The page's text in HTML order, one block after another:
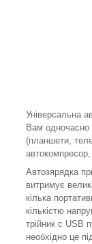
Універсальна
Вам одночасно
(планшети,
автокомпресор,
Автозярядка
витримує
кілька
кількістю
трійник c USB
необхідно це